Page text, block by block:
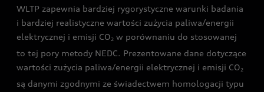
WLTP zapewnia bardziej rygorystyczne warunki badania
i bardziej realistyczne wartości zużycia paliwa/energii
elektrycznej i emisji CO 2 w porównaniu do stosowanej
to tej pory metody NEDC. Prezentowane dane dotyczące
wartości zużycia paliwa/energii elektrycznej i emisji CO2
są danymi zgodnymi ze świadectwem homologacji typu